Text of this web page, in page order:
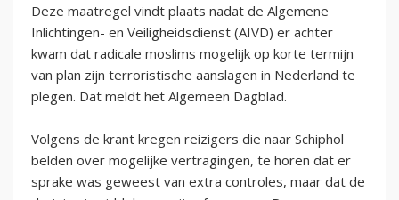
Deze maatregel vindt plaats nadat de Algemene
Inlichtingen- en Veiligheidsdienst (AIVD) er achter
kwam dat radicale moslims mogelijk op korte termijn
van plan zijn terroristische aanslagen in Nederland te
plegen. Dat meldt het Algemeen Dagblad.
Volgens de krant kregen reizigers die naar Schiphol
belden over mogelijke vertragingen, te horen dat er
sprake was geweest van extra controles, maar dat de